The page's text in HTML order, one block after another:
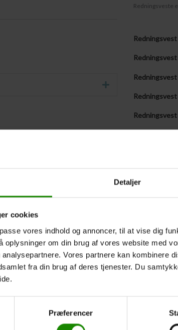
Detaljer
cookies
vores indhold og annoncer, til at vise dig
oplysninger om din brug af vores website med
Vores partnere kan kombinere
fra din brug af deres tjenester. Du
Præferencer
Udvid
Redningsveste
Vestestørrelser